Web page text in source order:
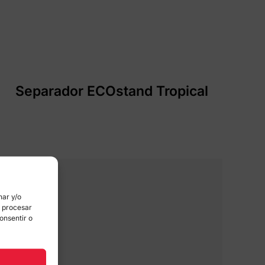
y/o
procesar
o
Separador ECOstand Tropical